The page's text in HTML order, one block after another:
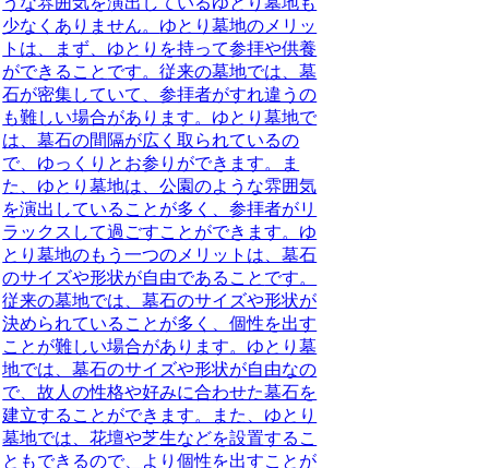
少なくありません。 ゆとり墓地のメリッ
トは、まず、ゆとりを持って参拝や供養
ができること です。従来の墓地では、墓
石が密集していて、参拝者がすれ違うの
も難しい場合があります。ゆとり墓地で
は、墓石の間隔が広く取られているの
で、ゆっくりとお参りができます。ま
た、ゆとり墓地は、公園のような雰囲気
を演出していることが多く、参拝者がリ
ラックスして過ごすことができます。 ゆ
とり墓地のもう一つのメリットは、墓石
のサイズや形状が自由であること です。
従来の墓地では、墓石のサイズや形状が
決められていることが多く、個性を出す
ことが難しい場合があります。ゆとり墓
地では、墓石のサイズや形状が自由なの
で、故人の性格や好みに合わせた墓石を
建立することができます。また、ゆとり
墓地では、花壇や芝生などを設置するこ
ともできるので、より個性を出すことが